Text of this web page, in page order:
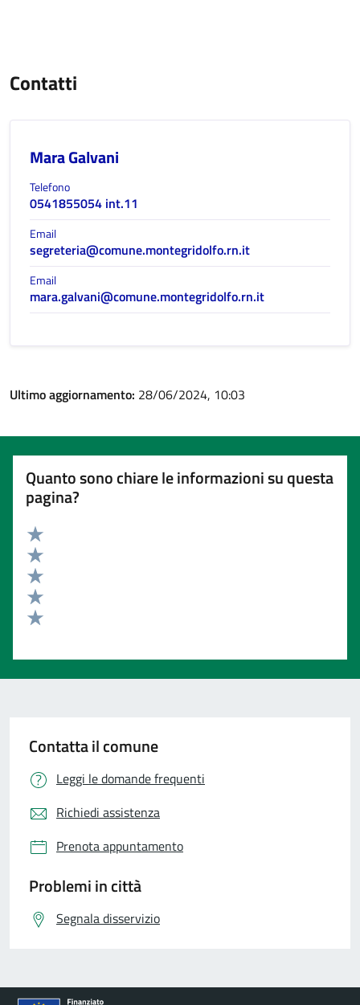
Contatti
Mara Galvani
Telefono
0541855054 int.11
Email
segreteria@comune.montegridolfo.rn.it
Email
mara.galvani@comune.montegridolfo.rn.it
Ultimo aggiornamento: 28/06/2024, 10:03
Quanto sono chiare le informazioni su questa
pagina?
Valuta 5 stelle su 5
Valuta 4 stelle su 5
Valuta 3 stelle su 5
Valuta 2 stelle su 5
Contatta il comune
Leggi le domande frequenti
Richiedi assistenza
Prenota appuntamento
Problemi in città
Segnala disservizio